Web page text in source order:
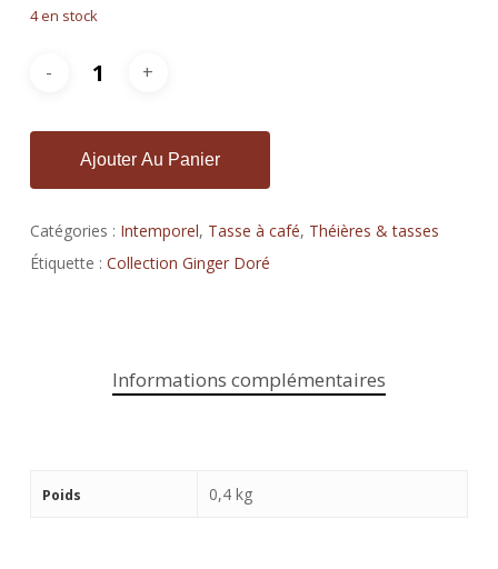
4 en stock
Ajouter Au Panier
Catégories : Intemporel, Tasse à café, Théières & tasses
Étiquette : Collection Ginger Doré
Informations complémentaires
Poids 0,4 kg